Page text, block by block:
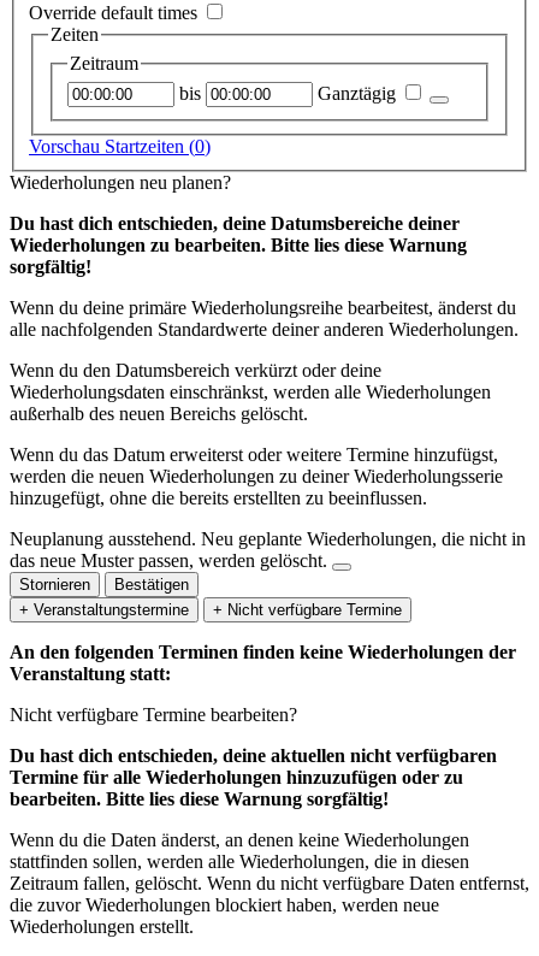
Override default times
Zeiten
Zeitraum
Startzeitpunkt bis Endzeitpunkt Ganztägig
Vorschau Startzeiten (0)
Wiederholungen neu planen?
Du hast dich entschieden, deine Datumsbereiche deiner
Wiederholungen zu bearbeiten. Bitte lies diese Warnung
sorgfältig!
Wenn du deine primäre Wiederholungsreihe bearbeitest, änderst du
alle nachfolgenden Standardwerte deiner anderen Wiederholungen.
Wenn du den Datumsbereich verkürzt oder deine
Wiederholungsdaten einschränkst, werden alle Wiederholungen
außerhalb des neuen Bereichs gelöscht.
Wenn du das Datum erweiterst oder weitere Termine hinzufügst,
werden die neuen Wiederholungen zu deiner Wiederholungsserie
hinzugefügt, ohne die bereits erstellten zu beeinflussen.
Neuplanung ausstehend. Neu geplante Wiederholungen, die nicht in
das neue Muster passen, werden gelöscht.
Stornieren
Bestätigen
+ Veranstaltungstermine
+ Nicht verfügbare Termine
An den folgenden Terminen finden keine Wiederholungen der
Veranstaltung statt:
Nicht verfügbare Termine bearbeiten?
Du hast dich entschieden, deine aktuellen nicht verfügbaren
Termine für alle Wiederholungen hinzuzufügen oder zu
bearbeiten. Bitte lies diese Warnung sorgfältig!
Wenn du die Daten änderst, an denen keine Wiederholungen
stattfinden sollen, werden alle Wiederholungen, die in diesen
Zeitraum fallen, gelöscht. Wenn du nicht verfügbare Daten entfernst,
die zuvor Wiederholungen blockiert haben, werden neue
Wiederholungen erstellt.